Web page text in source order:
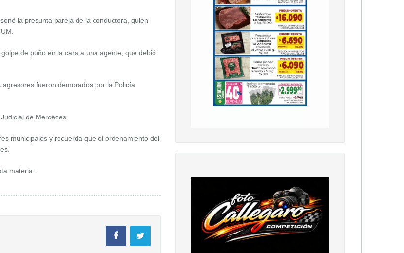
la presunta pareja de la conductora, quien
de puño en la cara a una agente, que debió
fueron demorados por la Policía
de Mercedes.
municipales y recuerda que el ordenamiento del
materia.